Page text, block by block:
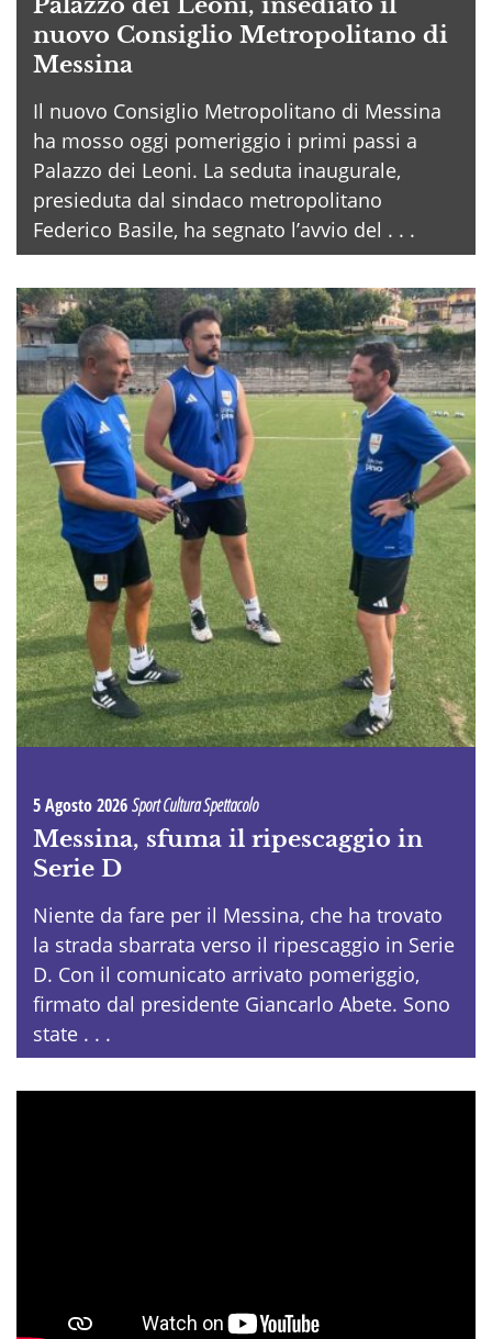
Palazzo dei Leoni, insediato il
nuovo Consiglio Metropolitano di
Messina
Il nuovo Consiglio Metropolitano di Messina
ha mosso oggi pomeriggio i primi passi a
Palazzo dei Leoni. La seduta inaugurale,
presieduta dal sindaco metropolitano
Federico Basile, ha segnato l’avvio del . . .
5 Agosto 2026Sport Cultura Spettacolo
Messina, sfuma il ripescaggio in
Serie D
Niente da fare per il Messina, che ha trovato
la strada sbarrata verso il ripescaggio in Serie
D. Con il comunicato arrivato pomeriggio,
firmato dal presidente Giancarlo Abete. Sono
state . . .